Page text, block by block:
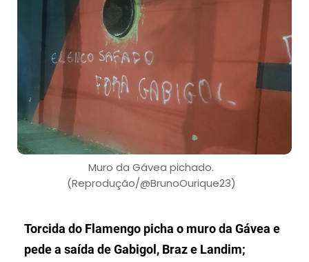
Muro da Gávea pichado.
(Reprodução/@BrunoOurique23)
Torcida do Flamengo picha o muro da Gávea e
pede a saída de Gabigol, Braz e Landim;